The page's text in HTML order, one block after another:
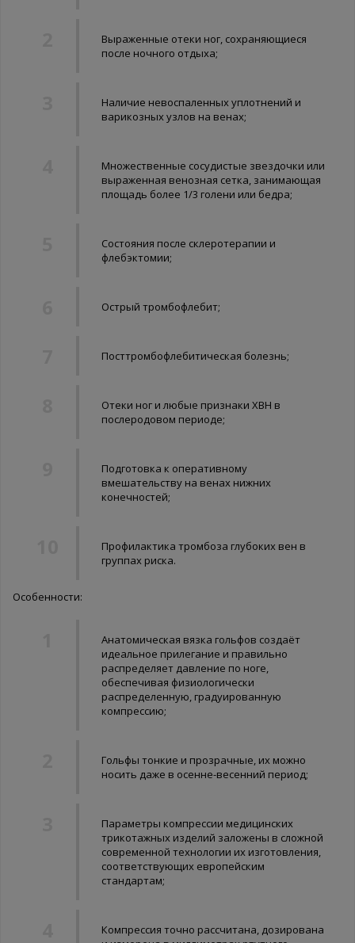
Выраженные отеки ног, сохраняющиеся
после ночного отдыха;
Наличие невоспаленных уплотнений и
варикозных узлов на венах;
Множественные сосудистые звездочки или
выраженная венозная сетка, занимающая
площадь более 1/3 голени или бедра;
Состояния после склеротерапии и
флебэктомии;
Острый тромбофлебит;
Посттромбофлебитическая болезнь;
Отеки ног и любые признаки ХВН в
послеродовом периоде;
Подготовка к оперативному
вмешательству на венах нижних
конечностей;
Профилактика тромбоза глубоких вен в
группах риска.
Особенности:
Анатомическая вязка гольфов создаёт
идеальное прилегание и правильно
распределяет давление по ноге,
обеспечивая физиологически
распределенную, градуированную
компрессию;
Гольфы тонкие и прозрачные, их можно
носить даже в осенне-весенний период;
Параметры компрессии медицинских
трикотажных изделий заложены в сложной
современной технологии их изготовления,
соответствующих европейским
стандартам;
Компрессия точно рассчитана, дозирована